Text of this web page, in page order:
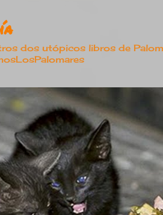
dos utópicos libros de